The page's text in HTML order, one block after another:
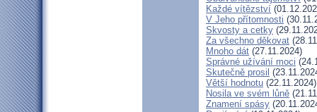
Každé vítězství
V Jeho přítomnosti
Skvosty a cetky
Za všechno děkovat
Mnoho dát (27.11.2024)
Správné užívání moci
Skutečně prosil
Větší hodnotu (22.11.2024)
Nosila ve svém lůně
Znamení spásy